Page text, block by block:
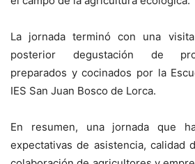
La jornada terminó con una
posterior degustación de
preparados y cocinados por la
IES San Juan Bosco de Lorca.
En resumen, una jornada que
expectativas de asistencia, calidad